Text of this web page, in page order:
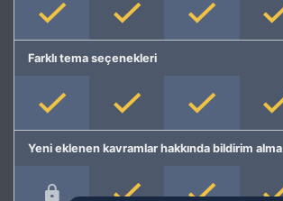
Farklı tema seçenekleri
Yeni eklenen kavramlar hakkında bildirim alma